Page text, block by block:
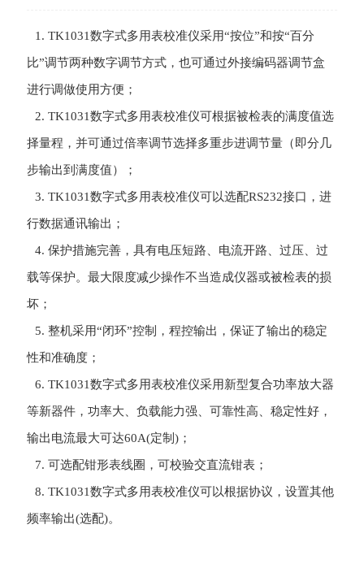
1. TK1031数字式多用表校准仪采用“按位”和按“百分
比”调节两种数字调节方式，也可通过外接编码器调节盒
进行调做使用方便；
2. TK1031数字式多用表校准仪可根据被检表的满度值选
择量程，并可通过倍率调节选择多重步进调节量（即分几
步输出到满度值）；
3. TK1031数字式多用表校准仪可以选配RS232接口，进
行数据通讯输出；
4. 保护措施完善，具有电压短路、电流开路、过压、过
载等保护。最大限度减少操作不当造成仪器或被检表的损
坏；
5. 整机采用“闭环”控制，程控输出，保证了输出的稳定
性和准确度；
6. TK1031数字式多用表校准仪采用新型复合功率放大器
等新器件，功率大、负载能力强、可靠性高、稳定性好，
输出电流最大可达60A(定制)；
7. 可选配钳形表线圈，可校验交直流钳表；
8. TK1031数字式多用表校准仪可以根据协议，设置其他
频率输出(选配)。